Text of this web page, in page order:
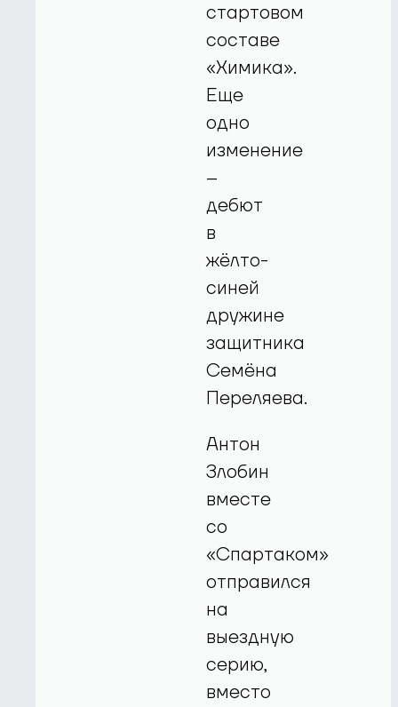
стартовом
составе
«Химика».
Еще
одно
изменение
–
дебют
в
жёлто-
синей
дружине
защитника
Семёна
Переляева.
Антон
Злобин
вместе
со
«Спартаком»
отправился
на
выездную
серию,
вместо